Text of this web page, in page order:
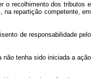
o recolhimento dos tributos e
na repartição competente, em
de responsabilidade pelo
não tenha sido iniciada a ação